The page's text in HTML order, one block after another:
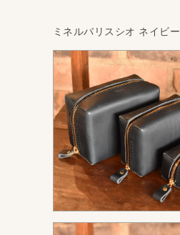
ミネルバリスシオ ネイビー